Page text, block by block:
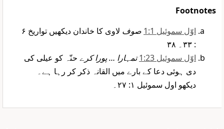
Footnotes
اوّل سموئیل 1:1
صوف
لاوی کا خاندان دیکھیں تواریخ ۶
: ۳۳۔ ۳۸
اوّل سموئیل 1:23
تمہارا … پورا کرے حنّہ کو عیلی کی
دی ہوئی دعا کے بارے میں القانہ ذکر کر رہا ہے۔
دیکھو اول سموئیل ۱: ۲۷۔